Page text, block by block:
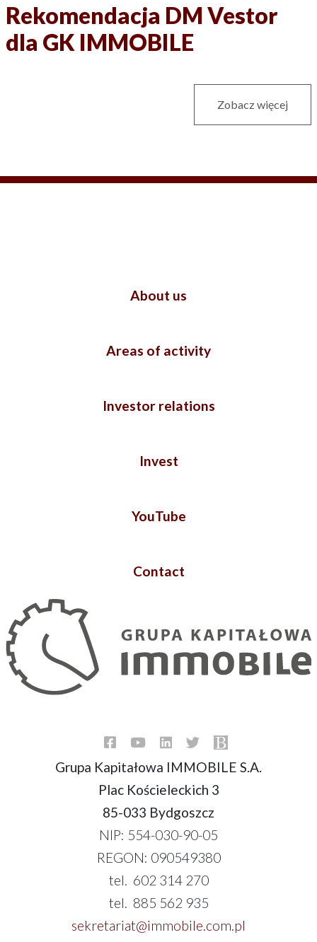
Rekomendacja DM Vestor
dla GK IMMOBILE
Zobacz więcej
About us
Areas of activity
Investor relations
Invest
YouTube
Contact
Grupa Kapitałowa IMMOBILE S.A.
Plac Kościeleckich 3
85-033 Bydgoszcz
NIP: 554-030-90-05
REGON: 090549380
tel. 602 314 270
tel. 885 562 935
sekretariat@immobile.com.pl